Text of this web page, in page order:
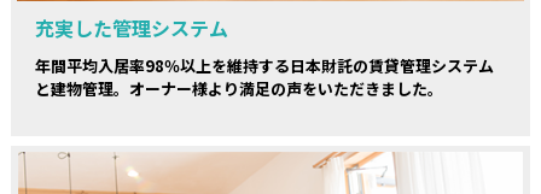
充実した管理システム
年間平均入居率98％以上を維持する日本財託の賃貸管理システム
と建物管理。オーナー様より満足の声をいただきました。